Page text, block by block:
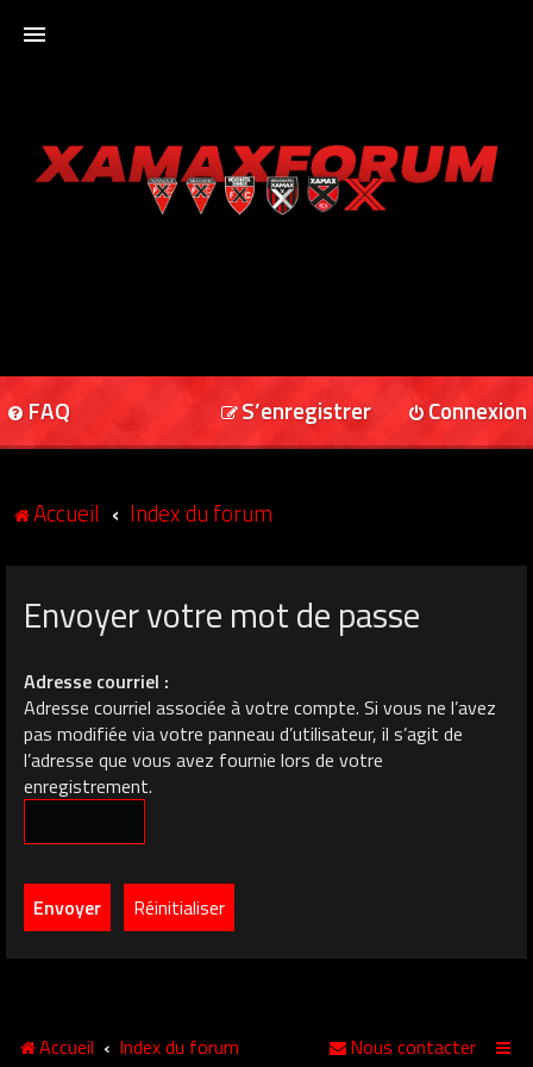
XAMAXFORUM
FAQ Connexion
S’enregistrer
Accueil Index du forum
Envoyer votre mot de passe
Adresse courriel :
Adresse courriel associée à votre compte. Si vous ne l’avez
pas modifiée via votre panneau d’utilisateur, il s’agit de
l’adresse que vous avez fournie lors de votre
enregistrement.
Accueil Index du forum Nous contacter